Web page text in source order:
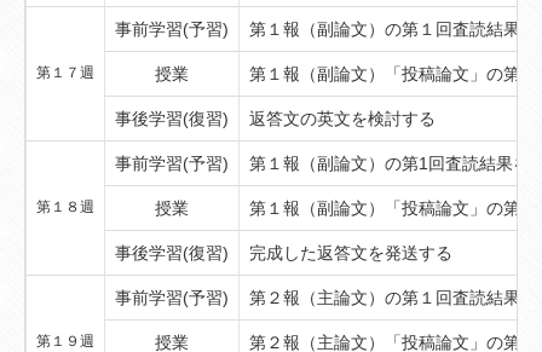
第１７週
事前学習(予習) 第１報（副論文）の第１回査読結果を
授業 第１報（副論文）「投稿論文」の第
事後学習(復習) 返答文の英文を検討する
第１８週
事前学習(予習) 第１報（副論文）の第1回査読結果を
授業 第１報（副論文）「投稿論文」の第
事後学習(復習) 完成した返答文を発送する
第１９週
事前学習(予習) 第２報（主論文）の第１回査読結果を
授業 第２報（主論文）「投稿論文」の第